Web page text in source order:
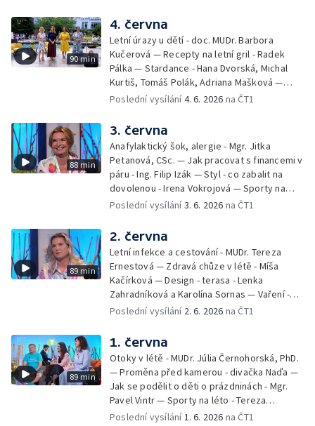
slavnosti – Jiří Krhut, hudebník — Vaření:
letní párty s přáteli – Pavla Pavelková —
Festival v ulicích – Petra Hradilová — Muzejní
noc
90 min
4. června
Letní úrazy u dětí - doc. MUDr. Barbora
Kučerová — Recepty na letní gril - Radek
Pálka — Stardance - Hana Dvorská, Michal
Kurtiš, Tomáš Polák, Adriana Mašková —
Debbie — Dětský čin roku — Zooterapie -
Jírová — Patrik Eliáš — Sladké recepty na
léto - Míša Sedláčková
Poslední vysílání4. 6. 2026 na ČT1
88 min
3. června
Anafylaktický šok, alergie - Mgr. Jitka
Petanová, CSc. — Jak pracovat s financemi v
páru - Ing. Filip Izák — Styl - co zabalit na
dovolenou - Irena Vokrojová — Sporty na
léto - paddleboard — Alžběta Jungrová —
Heřmánková, Zdeněk Žák, Josef Vrána
Poslední vysílání3. 6. 2026 na ČT1
89 min
2. června
Letní infekce a cestování - MUDr. Tereza
Ernestová — Zdravá chůze v létě - Míša
Kačírková — Design - terasa - Lenka
Zahradníková a Karolína Sornas — Vaření -
jahody - Simona Machurová — Letní sporty -
— Batohy do školy i na prázdniny - Mirka
Belhová — Pramen - Ivan Ostrochovský
Poslední vysílání 2. 6. 2026 na ČT1
89 min
1. června
Otoky v létě - MUDr. Júlia Černohorská, PhD.
— Proměna před kamerou - divačka Naďa —
Jak se podělit o děti o prázdninách - Mgr.
Pavel Vintr — Sporty na léto - Tereza
Michalová — Černé ovce — Změny v
Poslední vysílání1. 6. 2026 na ČT1